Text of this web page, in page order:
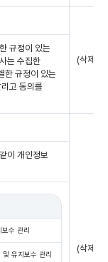
(삭제)
규정이 있는
는 수집한
한 규정이 있는
고 동의를
(삭제)
이 개인정보
수 관리
유지보수 관리